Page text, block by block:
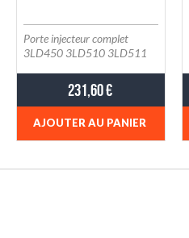
Porte injecteur complet
3LD450 3LD510 3LD511
STANADYNE 30142
231,60 €
AJOUTER AU PANIER